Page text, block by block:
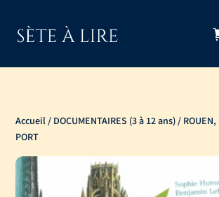
Accueil / DOCUMENTAIRES (3 à 12 ans) / ROUEN,
PORT